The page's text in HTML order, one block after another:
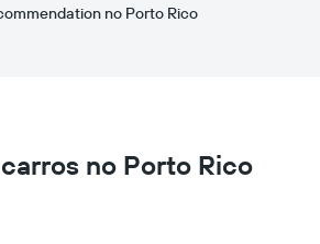
no Porto Rico
no Porto Rico